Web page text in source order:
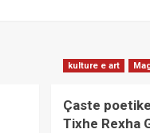
kulture e art
Çaste
Tixhe Rexha